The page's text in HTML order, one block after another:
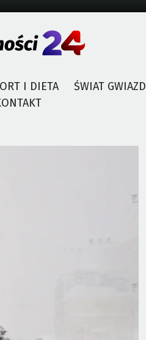
I DIETA ŚWIAT GWIAZD